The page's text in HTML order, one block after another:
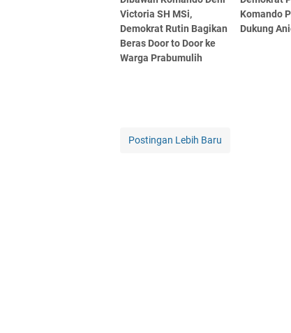
Victoria SH MSi,
Demokrat Rutin Bagikan
Beras Door to Door ke
Warga Prabumulih
Komando
Dukung
Postingan Lebih Baru